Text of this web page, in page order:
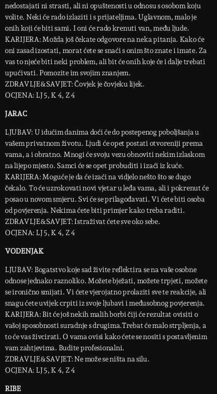
nedostajati ni strasti, ali ni opuštenosti u odnosu s osobom koju
volite. Neki će rado izlaziti i s prijateljima. Uglavnom, malo je
onih koji će biti sami. I oni će rado krenuti van, među ljude.
KARIJERA: Možda još čekate odgovore na neka pitanja. Kako će
oni zasad izostati, morat ćete se snaći s onim što znate i imate. Za
vas to njeće biti neki problem, ali bit će onih koje će i dalje trebati
upućivati. Pomozite im svojim znanjem.
ZDRAVLJE&SAVJET: Čovjek je čovjeku lijek.
OCJENA: LJ 5, K 4, Z 4
JARAC
LJUBAV: U idućim danima doći će do postepenog poboljšanja u
vašem privatnom životu. Ljudi će opet postati otvoreniji prema
vama, a i obratno. Mnogi će svoju vezu obnoviti nekim izlaskom
na lijepo mjesto. Samci će se opet probuditi i izaći iz kuće.
KARIJERA: Moguće je da će izaći na vidjelo nešto što se dugo
čekalo. To će uzrokovati novi vjetar u leđa vama, ali i pokrenut će
posao u novom smjeru. Svi će se prilagođavati. Vi ćete biti osoba
od povjerenja. Nekima ćete biti primjer kako treba raditi.
ZDRAVLJE&SAVJET: Istraživat ćete sve oko sebe.
OCJENA: LJ 5, K 4, Z 4
VODENJAK
LJUBAV: Bogatstvo koje sad živite reflektira se na vaše osobne
odnose jednako raznoliko. Možete bježati, možete trpjeti, možete
se ironično smijati. Vi ćete vjerojatno prolaziti sve te reakcije, ali
snagu ćete uvijek crpiti iz svoje ljubavi i međusobnog povjerenja.
KARIJERA: Bit će još nekih malih borbi čiji će rezultat ovisiti o
vašoj sposobnosti suradnje s drugima.Trebat će malo strpljenja, a
to će vas živcirati. O vama ovisi kako ćete se nositi s postavljenim
vam zahtjevima. Budite profesionalni.
ZDRAVLJE&SAVJET: Ne može se ništa na silu.
OCJENA: LJ 5, K 4, Z 4
RIBE